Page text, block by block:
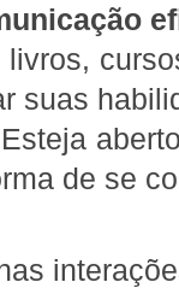
suas
de se